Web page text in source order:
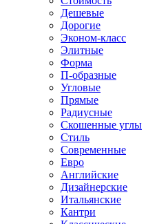
Дешевые
Дорогие
Эконом-класс
Элитные
Форма
П-образные
Угловые
Прямые
Радиусные
Скошенные углы
Стиль
Современные
Евро
Английские
Дизайнерские
Итальянские
Кантри